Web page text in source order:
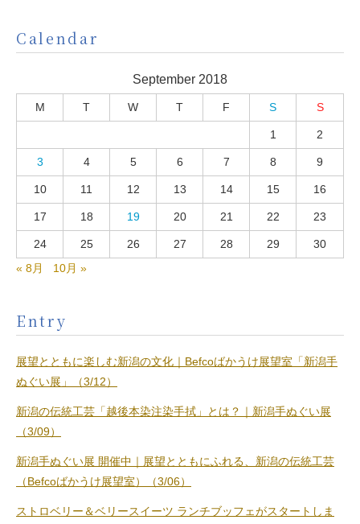
Calendar
September 2018
M T W T F S S
1 2
3 4 5 6 7 8 9
10 11 12 13 14 15 16
17 18 19 20 21 22 23
24 25 26 27 28 29
30
« 8月
10月 »
Entry
展望とともに楽しむ新潟の文化｜Befcoばかうけ展望室「新潟手
ぬぐい展」（3/12）
新潟の伝統工芸「越後本染注染手拭」とは？｜新潟手ぬぐい展
（3/09）
新潟手ぬぐい展 開催中｜展望とともにふれる、新潟の伝統工芸
（Befcoばかうけ展望室）（3/06）
ストロベリー＆ベリースイーツ ランチブッフェがスタートしま